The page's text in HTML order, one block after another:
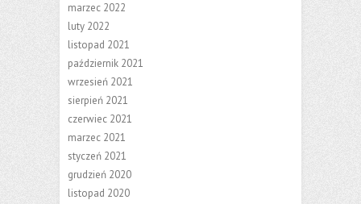
marzec 2022
luty 2022
listopad 2021
październik 2021
wrzesień 2021
sierpień 2021
czerwiec 2021
marzec 2021
styczeń 2021
grudzień 2020
listopad 2020